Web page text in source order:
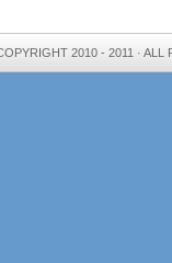
2010 - 2011 · ALL